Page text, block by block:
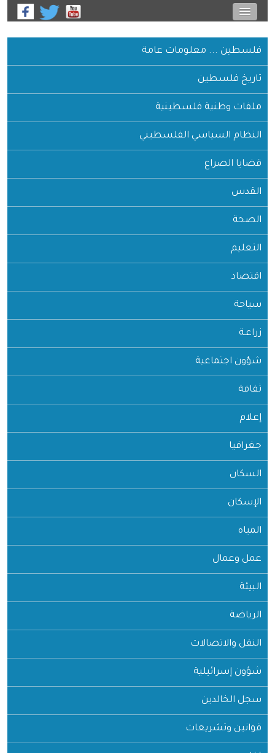
فلسطين ... معلومات عامة
تاريخ فلسطين
ملفات وطنية فلسطينية
النظام السياسي الفلسطيني
قضايا الصراع
القدس
الصحة
التعليم
اقتصاد
سياحة
زراعـة
شؤون اجتماعية
ثقافة
إعلام
جغرافيا
السكان
الإسكان
المياه
عمل وعمال
البيئة
الرياضة
النقل والاتصالات
شؤون إسرائيلية
سجل الخالدين
قوانين وتشريعات